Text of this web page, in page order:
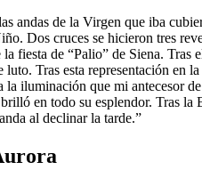
andas de la Virgen que iba
Dos cruces se hicieron tres
fiesta de “Palio” de Siena.
Tras esta representación en
la iluminación que mi antecesor
en todo su esplendor. Tras la
al declinar la tarde.”